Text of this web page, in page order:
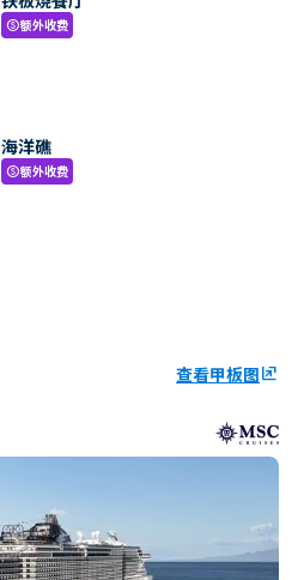
paid额外收费
海洋礁
paid额外收费
查看甲板图ungroup